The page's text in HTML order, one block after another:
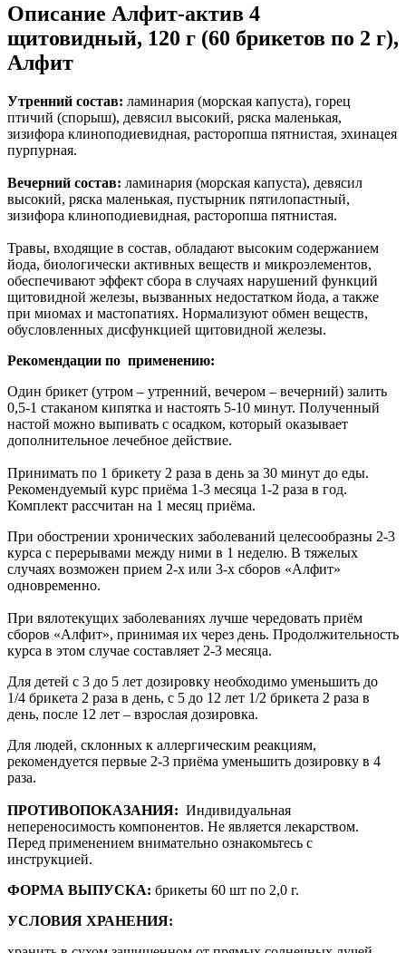
Описание Алфит-актив 4
щитовидный, 120 г (60 брикетов по 2 г),
Алфит
Утренний состав: ламинария (морская капуста), горец
птичий (спорыш), девясил высокий, ряска маленькая,
зизифора клиноподиевидная, расторопша пятнистая, эхинацея
пурпурная.
Вечерний состав: ламинария (морская капуста), девясил
высокий, ряска маленькая, пустырник пятилопастный,
зизифора клиноподиевидная, расторопша пятнистая.
Травы, входящие в состав, обладают высоким содержанием
йода, биологически активных веществ и микроэлементов,
обеспечивают эффект сбора в случаях нарушений функций
щитовидной железы, вызванных недостатком йода, а также
при миомах и мастопатиях. Нормализуют обмен веществ,
обусловленных дисфункцией щитовидной железы.
Рекомендации по применению:
Один брикет (утром – утренний, вечером – вечерний) залить
0,5-1 стаканом кипятка и настоять 5-10 минут. Полученный
настой можно выпивать с осадком, который оказывает
дополнительное лечебное действие.
Принимать по 1 брикету 2 раза в день за 30 минут до еды.
Рекомендуемый курс приёма 1-3 месяца 1-2 раза в год.
Комплект рассчитан на 1 месяц приёма.
При обострении хронических заболеваний целесообразны 2-3
курса с перерывами между ними в 1 неделю. В тяжелых
случаях возможен прием 2-х или 3-х сборов «Алфит»
одновременно.
При вялотекущих заболеваниях лучше чередовать приём
сборов «Алфит», принимая их через день. Продолжительность
курса в этом случае составляет 2-3 месяца.
Для детей с 3 до 5 лет дозировку необходимо уменьшить до
1/4 брикета 2 раза в день, с 5 до 12 лет 1/2 брикета 2 раза в
день, после 12 лет – взрослая дозировка.
Для людей, склонных к аллергическим реакциям,
рекомендуется первые 2-3 приёма уменьшить дозировку в 4
раза.
ПРОТИВОПОКАЗАНИЯ: Индивидуальная
непереносимость компонентов. Не является лекарством.
Перед применением внимательно ознакомьтесь с
инструкцией.
ФОРМА ВЫПУСКА: брикеты 60 шт по 2,0 г.
УСЛОВИЯ ХРАНЕНИЯ: